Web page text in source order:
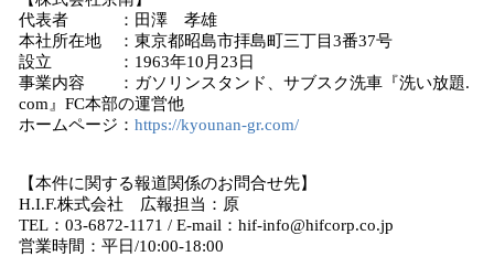
代表者 ：田澤 孝雄
本社所在地 ：東京都昭島市拝島町三丁目3番37号
設立 ：1963年10月23日
事業内容 ：ガソリンスタンド、サブスク洗車『洗い放題.
com』FC本部の運営他
ホームページ： https://kyounan-gr.com/
【本件に関する報道関係のお問合せ先】
H.I.F.株式会社 広報担当：原
TEL：03-6872-1171 / E-mail：hif-info@hifcorp.co.jp
営業時間：平日/10:00-18:00